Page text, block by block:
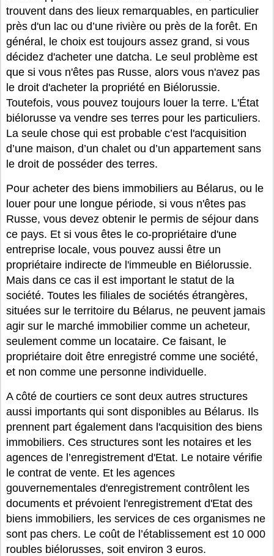
trouvent dans des lieux remarquables, en particulier
près d'un lac ou d’une rivière ou près de la forêt. En
général, le choix est toujours assez grand, si vous
décidez d'acheter une datcha. Le seul problème est
que si vous n'êtes pas Russe, alors vous n'avez pas
le droit d'acheter la propriété en Biélorussie.
Toutefois, vous pouvez toujours louer la terre. L'État
biélorusse va vendre ses terres pour les particuliers.
La seule chose qui est probable c’est l'acquisition
d’une maison, d’un chalet ou d’un appartement sans
le droit de posséder des terres.
Pour acheter des biens immobiliers au Bélarus, ou le
louer pour une longue période, si vous n'êtes pas
Russe, vous devez obtenir le permis de séjour dans
ce pays. Et si vous êtes le co-propriétaire d'une
entreprise locale, vous pouvez aussi être un
propriétaire indirecte de l'immeuble en Biélorussie.
Mais dans ce cas il est important le statut de la
société. Toutes les filiales de sociétés étrangères,
situées sur le territoire du Bélarus, ne peuvent jamais
agir sur le marché immobilier comme un acheteur,
seulement comme un locataire. Ce faisant, le
propriétaire doit être enregistré comme une société,
et non comme une personne individuelle.
A côté de courtiers ce sont deux autres structures
aussi importants qui sont disponibles au Bélarus. Ils
prennent part également dans l'acquisition des biens
immobiliers. Ces structures sont les notaires et les
agences de l’enregistrement d'Etat. Le notaire vérifie
le contrat de vente. Et les agences
gouvernementales d'enregistrement contrôlent les
documents et prévoient l'enregistrement d'Etat des
biens immobiliers, les services de ces organismes ne
sont pas chers. Le coût de l’établissement est 10 000
roubles biélorusses, soit environ 3 euros.